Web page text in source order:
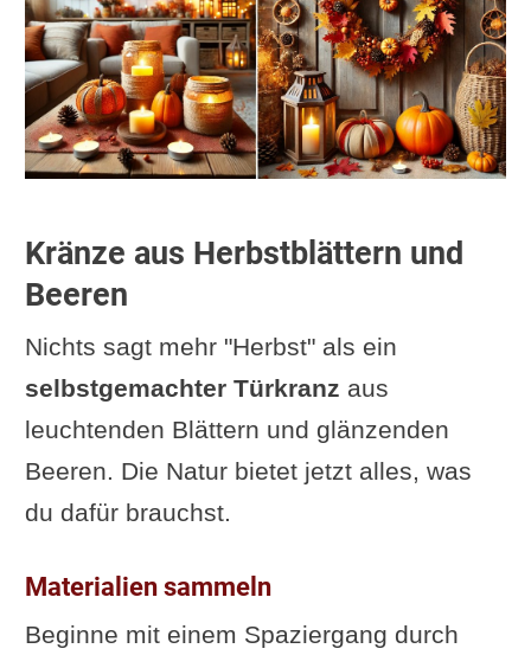
Kränze aus Herbstblättern und
Beeren
Nichts sagt mehr "Herbst" als ein
selbstgemachter Türkranz aus
leuchtenden Blättern und glänzenden
Beeren. Die Natur bietet jetzt alles, was
du dafür brauchst.
Materialien sammeln
Beginne mit einem Spaziergang durch